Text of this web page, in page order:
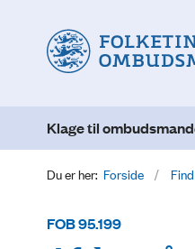
Klage til
Du er her: Forside
FOB 95.199